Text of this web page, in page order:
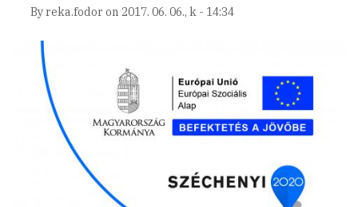
By reka.fodor on 2017. 06. 06., k - 14:34